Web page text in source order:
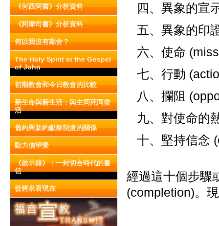
《何西阿書》分析資料
《阿摩司書》分析資料
何以我沒有鄰舍？
The Holy Spirit in the Gospel
of John
初期教會和今日教會的比較
新生命與新生活：與主同死同復
活
舊約與新約獻祭制度的關係
動力信望愛
《啟示錄》：一封切合時代的書
信
從將來看現在
四、異象的宣
五、異象的印
六、使命
七、行動
八、攔阻
九、對使命的
十、堅持信念
經過這十個步驟
(completion)。